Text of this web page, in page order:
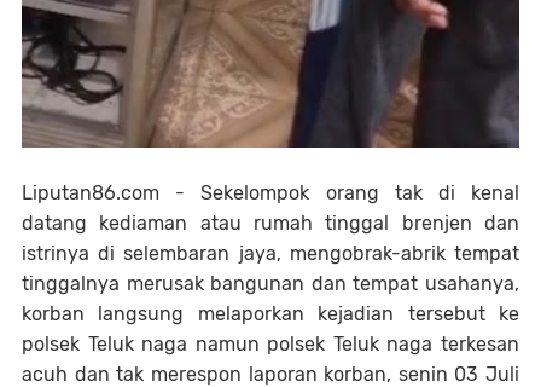
Liputan86.com - Sekelompok orang tak di kenal
datang kediaman atau rumah tinggal brenjen dan
istrinya di selembaran jaya, mengobrak-abrik tempat
tinggalnya merusak bangunan dan tempat usahanya,
korban langsung melaporkan kejadian tersebut ke
polsek Teluk naga namun polsek Teluk naga terkesan
acuh dan tak merespon laporan korban, senin 03 Juli